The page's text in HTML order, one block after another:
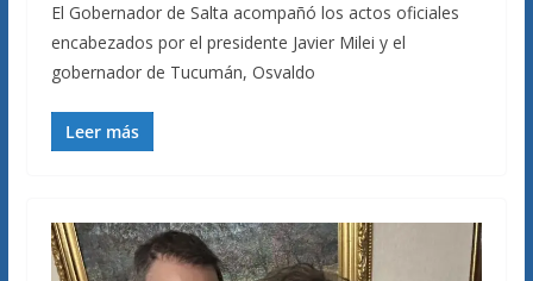
El Gobernador de Salta acompañó los actos oficiales
encabezados por el presidente Javier Milei y el
gobernador de Tucumán, Osvaldo
Leer más